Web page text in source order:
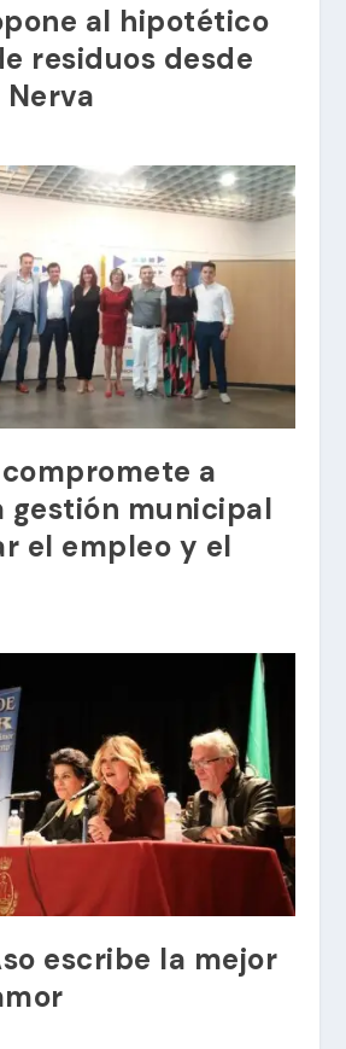
al hipotético
residuos desde
compromete a
gestión municipal
el empleo y el
escribe la mejor